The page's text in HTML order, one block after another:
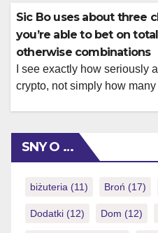
judge within the a few
real cash gambling isn�t
Sic Bo uses about three
you’re able to bet on
otherwise combinations
I see exactly how seriously
crypto, not simply how
and you can whether or not
societal violation
SNY O …
biżuteria (11) Broń (17)
Dodatki (12) Dom (12)